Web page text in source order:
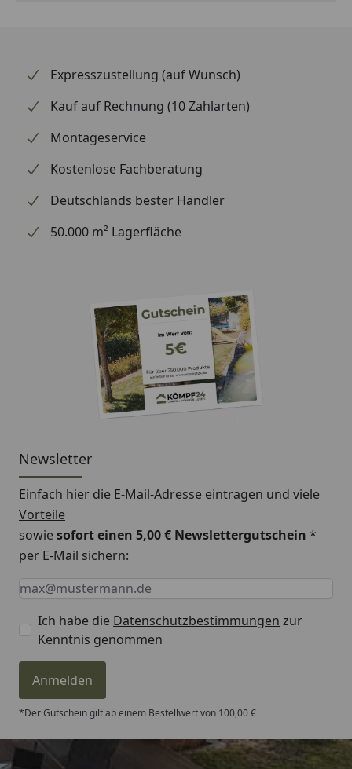
Expresszustellung (auf Wunsch)
Kauf auf Rechnung (10 Zahlarten)
Montageservice
Kostenlose Fachberatung
Deutschlands bester Händler
50.000 m² Lagerfläche
Newsletter
Einfach hier die E-Mail-Adresse eintragen und viele
Vorteile
sowiesofort einen 5,00 € Newslettergutschein *
per E-Mail sichern:
Keine Eingabe erforderlich
Eingabe erforderlich
E-Mail *
Ich habe die Datenschutzbestimmungen zur
Kenntnis genommen
Anmelden
*Der Gutschein gilt ab einem Bestellwert von 100,00 €